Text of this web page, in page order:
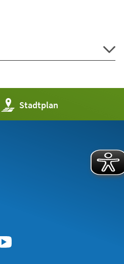
Stadtplan
(Öffnet
in
einem